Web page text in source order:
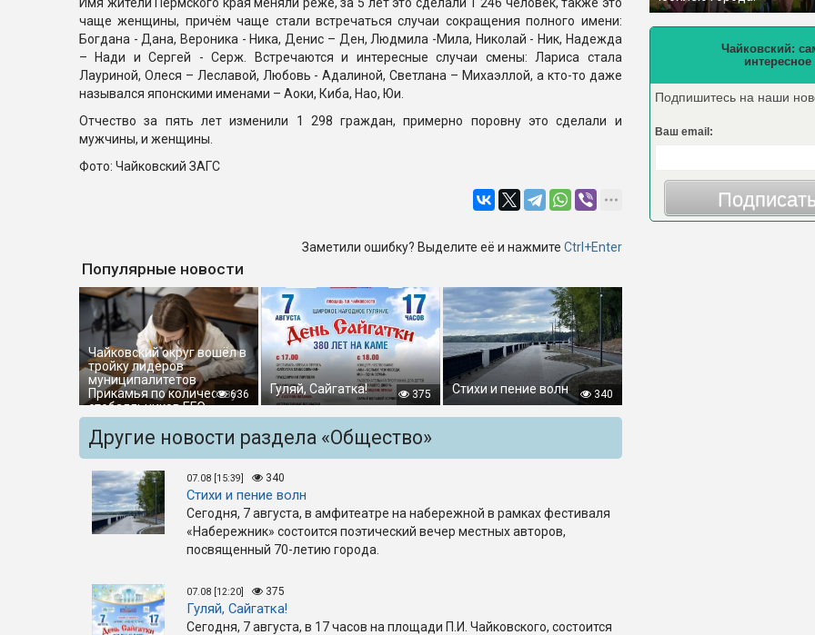
чаще женщины, причём чаще стали встречаться случаи сокращения полного имени:
Богдана - Дана, Вероника - Ника, Денис – Ден, Людмила -Мила, Николай - Ник, Надежда
– Нади и Сергей - Серж. Встречаются и интересные случаи смены: Лариса стала
Лауриной, Олеся – Леславой, Любовь - Адалиной, Светлана – Михаэллой, а кто-то даже
назывался японскими именами – Аоки, Киба, Нао, Юи.
Отчество за пять лет изменили 1 298 граждан, примерно поровну это сделали и
мужчины, и женщины.
Фото: Чайковский ЗАГС
Заметили ошибку? Выделите её и нажмите Ctrl+Enter
Популярные новости
Чайковский округ вошёл в
тройку лидеров
муниципалитетов
Прикамья по количеству
стобалльников ЕГЭ
636 Гуляй, Сайгатка! 375 Стихи и пение волн 340
Другие новости раздела «Общество»
07.08 [15:39] 340
Стихи и пение волн
Сегодня, 7 августа, в амфитеатре на набережной в рамках фестиваля
«Набережник» состоится поэтический вечер местных авторов,
посвященный 70-летию города.
07.08 [12:20] 375
Гуляй, Сайгатка!
Сегодня, 7 августа, в 17 часов на площади П.И. Чайковского, состоится
Чайковский:
интересное
Подпишитесь на наши
Ваш email: